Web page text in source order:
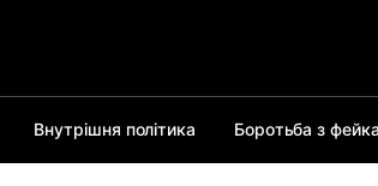
Внутрішня політика Боротьба з